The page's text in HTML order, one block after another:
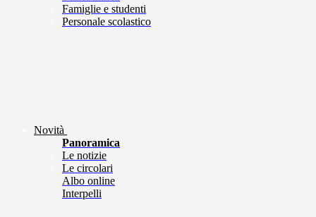
Famiglie e studenti
Personale scolastico
Novità
Panoramica
Le notizie
Le circolari
Albo online
Interpelli